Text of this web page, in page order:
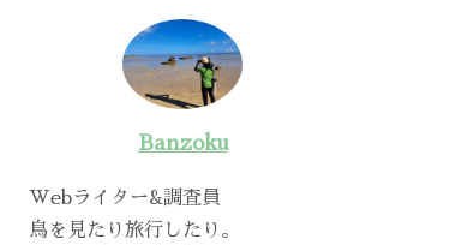
Banzoku
Webライター&調査員
鳥を見たり旅行したり。